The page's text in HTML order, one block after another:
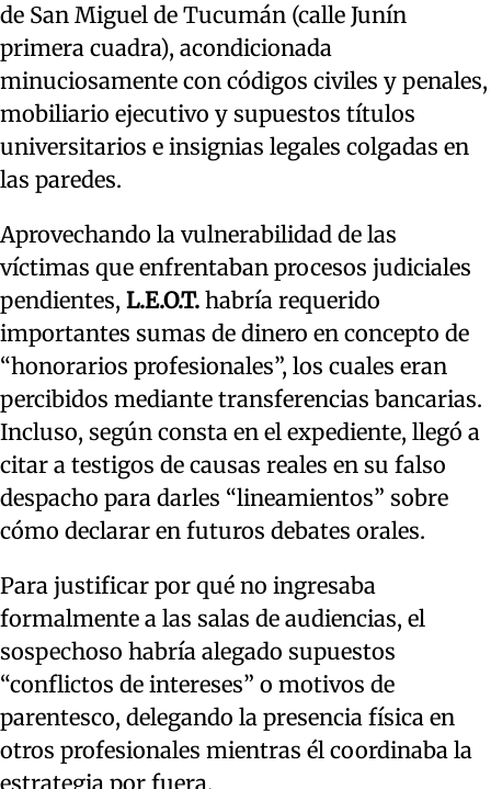
de San Miguel de Tucumán (calle Junín
primera cuadra), acondicionada
minuciosamente con códigos civiles y penales,
mobiliario ejecutivo y supuestos títulos
universitarios e insignias legales colgadas en
las paredes.
Aprovechando la vulnerabilidad de las
víctimas que enfrentaban procesos judiciales
pendientes, L.E.O.T. habría requerido
importantes sumas de dinero en concepto de
“honorarios profesionales”, los cuales eran
percibidos mediante transferencias bancarias.
Incluso, según consta en el expediente, llegó a
citar a testigos de causas reales en su falso
despacho para darles “lineamientos” sobre
cómo declarar en futuros debates orales.
Para justificar por qué no ingresaba
formalmente a las salas de audiencias, el
sospechoso habría alegado supuestos
“conflictos de intereses” o motivos de
parentesco, delegando la presencia física en
otros profesionales mientras él coordinaba la
estrategia por fuera.